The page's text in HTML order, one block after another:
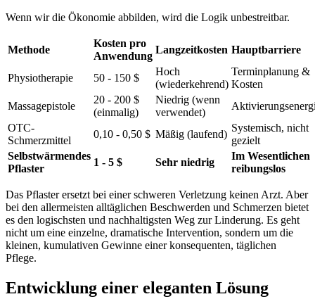
Wenn wir die Ökonomie abbilden, wird die Logik unbestreitbar.
Methode
Kosten pro
Anwendung
Langzeitkosten Hauptbarriere
Physiotherapie 50 - 150 $
Hoch
(wiederkehrend)
Terminplanung &
Kosten
Massagepistole
20 - 200 $
(einmalig)
Niedrig (wenn
verwendet)
OTC-
Schmerzmittel
0,10 - 0,50 $ Mäßig (laufend)
Systemisch, nicht
gezielt
Selbstwärmendes
Pflaster
1 - 5 $ Sehr niedrig
Im Wesentlichen
reibungslos
Das Pflaster ersetzt bei einer schweren Verletzung keinen Arzt. Aber
bei den allermeisten alltäglichen Beschwerden und Schmerzen bietet
es den logischsten und nachhaltigsten Weg zur Linderung. Es geht
nicht um eine einzelne, dramatische Intervention, sondern um die
kleinen, kumulativen Gewinne einer konsequenten, täglichen
Pflege.
Entwicklung einer eleganten Lösung